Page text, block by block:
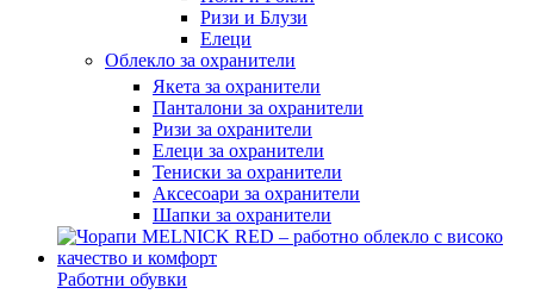
Ризи и Блузи
Елеци
Облекло за охранители
Якета за охранители
Панталони за охранители
Ризи за охранители
Елеци за охранители
Тениски за охранители
Аксесоари за охранители
Шапки за охранители
Работни обувки